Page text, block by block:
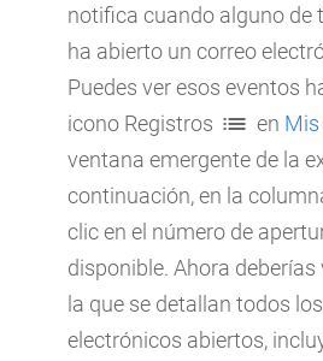
notifica cuando alguno de
ha abierto un correo
Puedes ver esos eventos
icono Registros
en Mis
ventana emergente de la
continuación, en la
clic en el número de
disponible. Ahora
la que se detallan todos
electrónicos abiertos,